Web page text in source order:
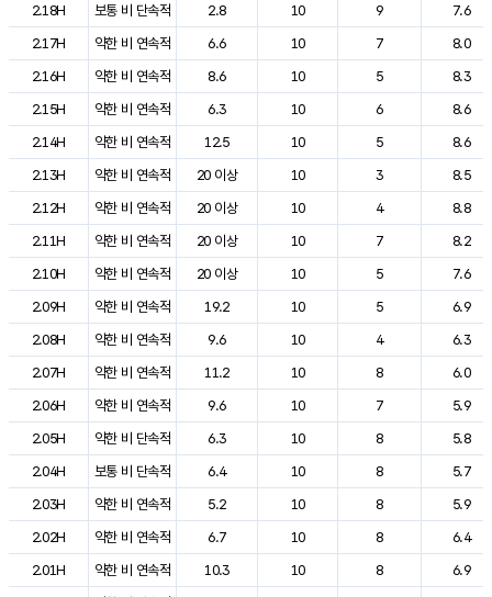
2.18H
보통 비 단속적 2.8 10 9
7.6
2.17H
약한 비 연속적 6.6 10 7
8.0
2.16H
약한 비 연속적 8.6 10 5
8.3
2.15H
약한 비 연속적 6.3 10 6
8.6
2.14H
약한 비 연속적 12.5 10 5
8.6
2.13H
약한 비 연속적 20 이상 10 3
8.5
2.12H
약한 비 연속적 20 이상 10 4
8.8
2.11H
약한 비 연속적 20 이상 10 7
8.2
2.10H
약한 비 연속적 20 이상 10 5
7.6
2.09H
약한 비 연속적 19.2 10 5
6.9
2.08H
약한 비 연속적 9.6 10 4
6.3
2.07H
약한 비 연속적 11.2 10 8
6.0
2.06H
약한 비 연속적 9.6 10 7
5.9
2.05H
약한 비 단속적 6.3 10 8
5.8
2.04H
보통 비 단속적 6.4 10 8
5.7
2.03H
약한 비 연속적 5.2 10 8
5.9
2.02H
약한 비 연속적 6.7 10 8
6.4
2.01H
약한 비 연속적 10.3 10 8
6.9